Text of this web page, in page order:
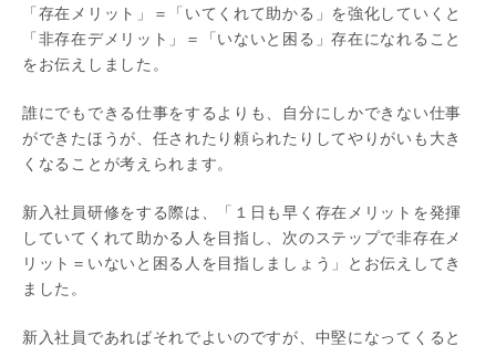
「存在メリット」＝「いてくれて助かる」を強化していくと
「非存在デメリット」＝「いないと困る」存在になれること
をお伝えしました。
誰にでもできる仕事をするよりも、自分にしかできない仕事
ができたほうが、任されたり頼られたりしてやりがいも大き
くなることが考えられます。
新入社員研修をする際は、「１日も早く存在メリットを発揮
していてくれて助かる人を目指し、次のステップで非存在メ
リット＝いないと困る人を目指しましょう」とお伝えしてき
ました。
新入社員であればそれでよいのですが、中堅になってくると